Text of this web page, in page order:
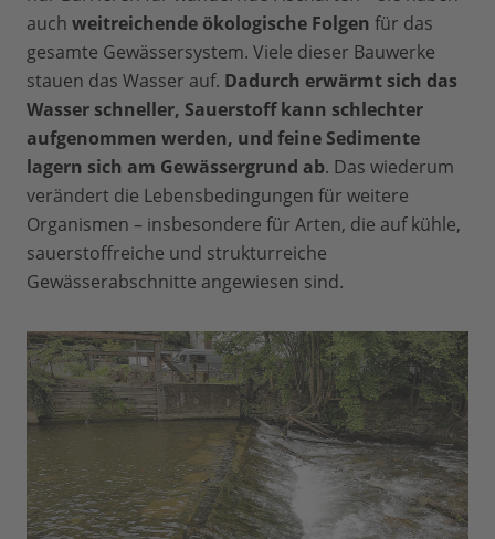
auch weitreichende ökologische Folgen für das
gesamte Gewässersystem. Viele dieser Bauwerke
stauen das Wasser auf. Dadurch erwärmt sich das
Wasser schneller, Sauerstoff kann schlechter
aufgenommen werden, und feine Sedimente
lagern sich am Gewässergrund ab. Das wiederum
verändert die Lebensbedingungen für weitere
Organismen – insbesondere für Arten, die auf kühle,
sauerstoffreiche und strukturreiche
Gewässerabschnitte angewiesen sind.